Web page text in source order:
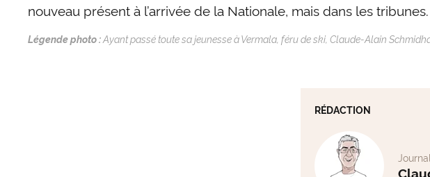
nouveau présent à l’arrivée de la Nationale, mais dans les tribunes.
Légende photo :Ayant passé toute sa jeunesse à Vermala, féru de ski, Claude-Alain
RÉDACTION